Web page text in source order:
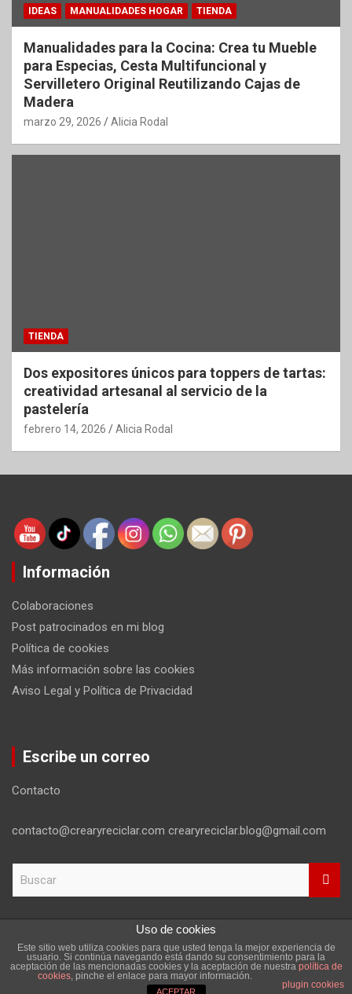
IDEAS
MANUALIDADES HOGAR TIENDA
Manualidades para la Cocina: Crea tu Mueble
para Especias, Cesta Multifuncional y
Servilletero Original Reutilizando Cajas de
Madera
marzo 29, 2026 Alicia Rodal
TIENDA
Dos expositores únicos para toppers de tartas:
creatividad artesanal al servicio de la
pastelería
febrero 14, 2026 Alicia Rodal
Información
Colaboraciones
Post patrocinados en mi blog
Política de cookies
Más información sobre las cookies
Aviso Legal y Política de Privacidad
Escribe un correo
Contacto
contacto@crearyreciclar.com crearyreciclar.blog@gmail.com
c
Copyright ©2026
Aviso Legal y Política de Privacidad
Tema por:Theme Horse Funciona gracias a:
Uso de cookies
Este sitio web utiliza cookies para que usted tenga la mejor experiencia de
usuario. Si continúa navegando está dando su consentimiento para la
aceptación de las mencionadas cookies y la aceptación de nuestra política de
cookies, pinche el enlace para mayor información.
plugin cookies
ACEPTAR